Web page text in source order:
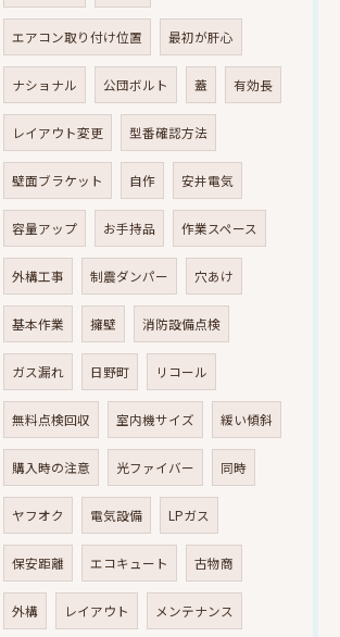
エアコン取り付け位置 最初が肝心
ナショナル 公団ボルト 蓋 有効長
レイアウト変更 型番確認方法
壁面ブラケット 自作 安井電気
容量アップ お手持品 作業スペース
外構工事 制震ダンパー 穴あけ
基本作業 擁壁 消防設備点検
ガス漏れ 日野町 リコール
無料点検回収 室内機サイズ 緩い傾斜
購入時の注意 光ファイバー 同時
ヤフオク 電気設備 LPガス
保安距離 エコキュート 古物商
外構 レイアウト メンテナンス